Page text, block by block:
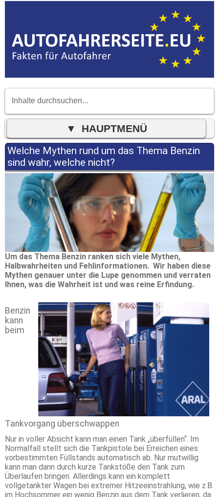
Welche Mythen rund um das Thema Benzin
sind wahr, welche nicht?
Um das Thema Benzin ranken sich viele Mythen,
Halbwahrheiten und Fehlinformationen. Wir haben diese
Mythen genauer unter die Lupe genommen und verraten
Ihnen, was die Wahrheit ist und was reine Erfindung.
Benzin
kann
beim
Tankvorgang überschwappen
Nur in voller Absicht kann man einen Tank „überfüllen“. Im
Normalfall stellt sich die Tankpistole bei Erreichen eines
vorbestimmten Füllstands automatisch ab. Nur mutwillig
kann man dann durch kurze Tankstöße den Tank zum
Überlaufen bringen. Allerdings kann ein komplett
vollgetankter Wagen bei extremer Hitzeeinstrahlung, wie z.B.
im Hochsommer ein wenig Benzin aus dem Tank verlieren, da